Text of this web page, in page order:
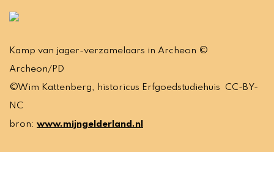
Kamp van jager-verzamelaars in Archeon ©
Archeon/PD
©Wim Kattenberg, historicus Erfgoedstudiehuis CC-BY-
NC
bron: www.mijngelderland.nl